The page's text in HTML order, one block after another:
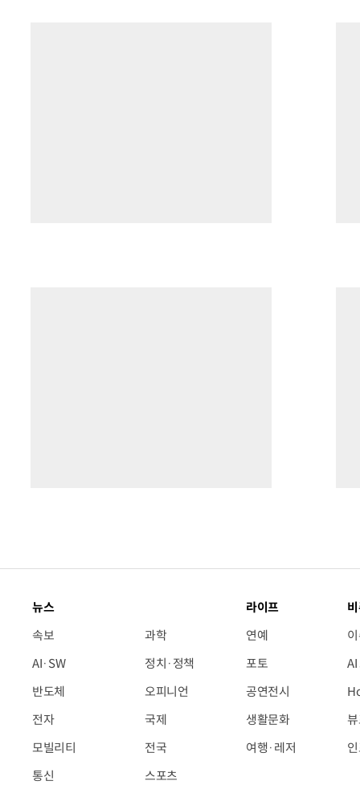
뉴스
속보
AI·SW
반도체
전자
모빌리티
통신
과학
정치·정책
오피니언
국제
전국
스포츠
라이프
연예
포토
공연전시
생활문화
여행·레저